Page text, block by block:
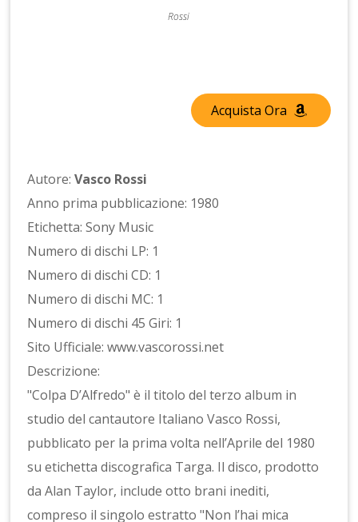
Rossi
Acquista Ora
Autore:Vasco Rossi
Anno prima pubblicazione: 1980
Etichetta: Sony Music
Numero di dischi LP: 1
Numero di dischi CD: 1
Numero di dischi MC: 1
Numero di dischi 45 Giri: 1
Sito Ufficiale: www.vascorossi.net
Descrizione:
"Colpa D’Alfredo" è il titolo del terzo album in
studio del cantautore Italiano Vasco Rossi,
pubblicato per la prima volta nell’Aprile del 1980
su etichetta discografica Targa. Il disco, prodotto
da Alan Taylor, include otto brani inediti,
compreso il singolo estratto "Non l’hai mica